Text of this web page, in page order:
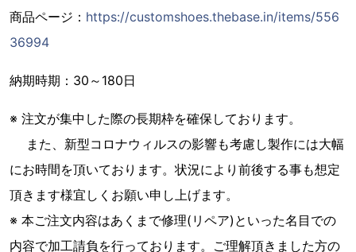
商品ページ： https://customshoes.thebase.in/items/556
36994
納期時期：30～180日
※ 注文が集中した際の長期枠を確保しております。
また、新型コロナウィルスの影響も考慮し製作には大幅
にお時間を頂いております。状況により前後する事も想定
頂きます様宜しくお願い申し上げます。
※ 本ご注文内容はあくまで修理(リペア)といった名目での
内容で加工請負を行っております。ご理解頂きました方の